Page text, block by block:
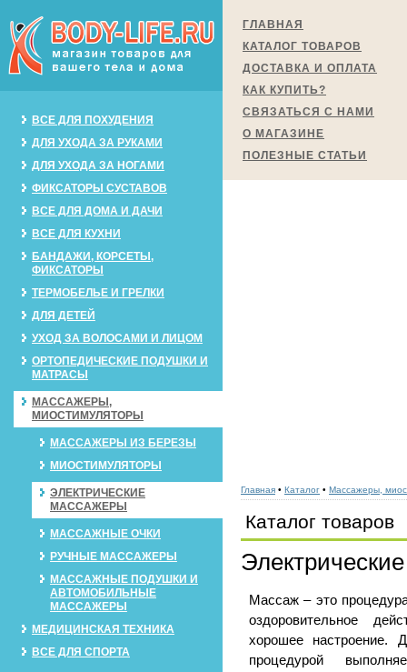
ВСЕ ДЛЯ ПОХУДЕНИЯ
ДЛЯ УХОДА ЗА РУКАМИ
ДЛЯ УХОДА ЗА НОГАМИ
ФИКСАТОРЫ СУСТАВОВ
ВСЕ ДЛЯ ДОМА И ДАЧИ
ВСЕ ДЛЯ КУХНИ
БАНДАЖИ, КОРСЕТЫ,
ФИКСАТОРЫ
ТЕРМОБЕЛЬЕ И ГРЕЛКИ
ДЛЯ ДЕТЕЙ
УХОД ЗА ВОЛОСАМИ И ЛИЦОМ
ОРТОПЕДИЧЕСКИЕ ПОДУШКИ И
МАТРАСЫ
МАССАЖЕРЫ,
МИОСТИМУЛЯТОРЫ
МАССАЖЕРЫ ИЗ БЕРЕЗЫ
МИОСТИМУЛЯТОРЫ
ЭЛЕКТРИЧЕСКИЕ
МАССАЖЕРЫ
МАССАЖНЫЕ ОЧКИ
РУЧНЫЕ МАССАЖЕРЫ
МАССАЖНЫЕ ПОДУШКИ И
АВТОМОБИЛЬНЫЕ
МАССАЖЕРЫ
МЕДИЦИНСКАЯ ТЕХНИКА
ВСЕ ДЛЯ СПОРТА
ГЛАВНАЯ
КАТАЛОГ ТОВАРОВ
ДОСТАВКА И ОПЛАТА
КАК КУПИТЬ?
СВЯЗАТЬСЯ С НАМИ
О МАГАЗИНЕ
ПОЛЕЗНЫЕ СТАТЬИ
Главная • Каталог • Массажеры,
Каталог товаров
Массаж – это
оздоровительное
хорошее настроение.
процедурой